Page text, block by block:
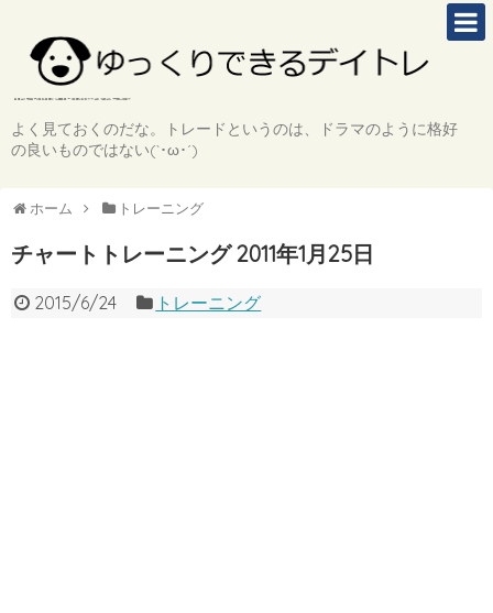
よく見ておくのだな。トレードというのは、ドラマのように格好
の良いものではない(`･ω･´)
ホーム トレーニング
チャートトレーニング 2011年1月25日
2015/6/24 トレーニング